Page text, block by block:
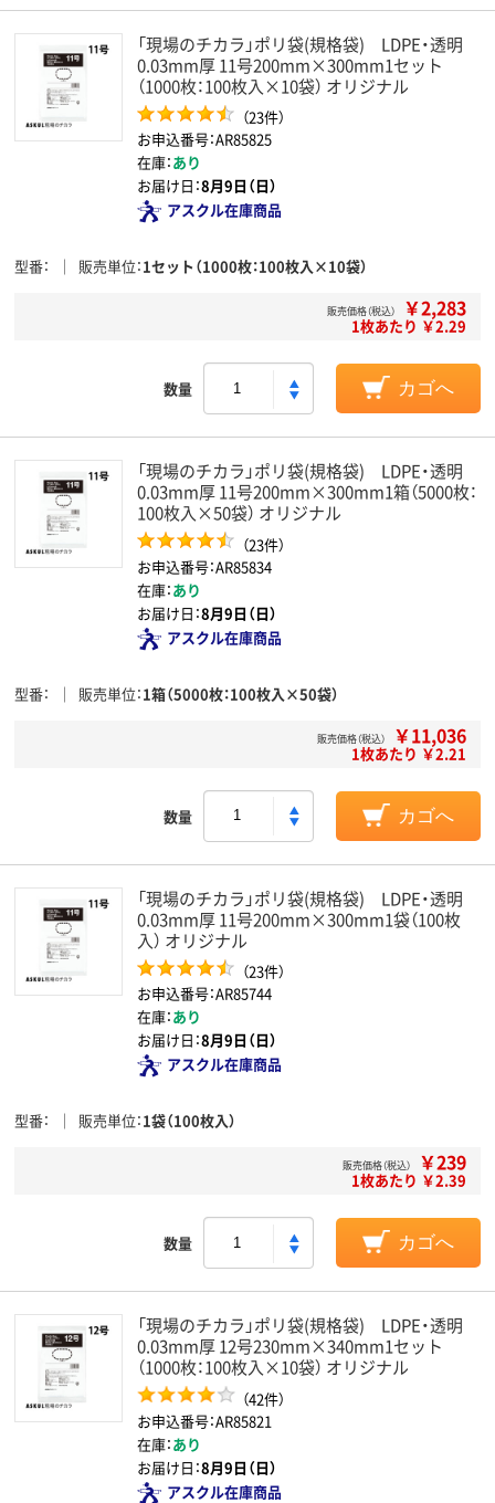
「現場のチカラ」ポリ袋(規格袋) LDPE・透明
0.03mm厚 11号200mm×300mm1セット
（1000枚：100枚入×10袋） オリジナル
（23件）
お申込番号：AR85825
在庫：あり
お届け日：8月9日（日）
アスクル在庫商品
型番 販売単位 1セット（1000枚：100枚入×10袋）
販売価格（税込） ￥2,283
1枚あたり ￥2.29
数量 カゴへ
「現場のチカラ」ポリ袋(規格袋) LDPE・透明
0.03mm厚 11号200mm×300mm1箱（5000枚：
100枚入×50袋） オリジナル
（23件）
お申込番号：AR85834
在庫：あり
お届け日：8月9日（日）
アスクル在庫商品
型番 販売単位 1箱（5000枚：100枚入×50袋）
販売価格（税込） ￥11,036
1枚あたり ￥2.21
数量 カゴへ
「現場のチカラ」ポリ袋(規格袋) LDPE・透明
0.03mm厚 11号200mm×300mm1袋（100枚
入） オリジナル
（23件）
お申込番号：AR85744
在庫：あり
お届け日：8月9日（日）
アスクル在庫商品
型番 販売単位 1袋（100枚入）
販売価格（税込） ￥239
1枚あたり ￥2.39
数量 カゴへ
「現場のチカラ」ポリ袋(規格袋) LDPE・透明
0.03mm厚 12号230mm×340mm1セット
（1000枚：100枚入×10袋） オリジナル
（42件）
お申込番号：AR85821
在庫：あり
お届け日：8月9日（日）
アスクル在庫商品